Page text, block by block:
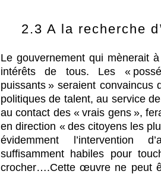
2.3 A la recherche
Le gouvernement qui mènerait
intérêts de tous. Les «
puissants » seraient convaincus
politiques de talent, au service
au contact des « vrais gens »,
en direction « des citoyens les
évidemment l’intervention
suffisamment habiles pour
crocher….Cette œuvre ne peut